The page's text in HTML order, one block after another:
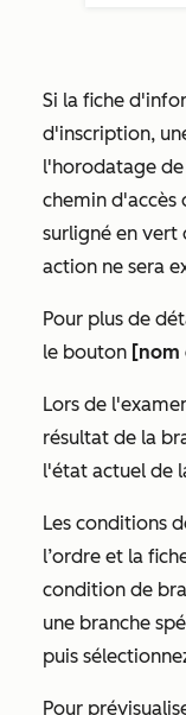
Si la fiche
d'inscription,
l'horodatage
chemin d'accès
surligné en vert
action ne sera
Pour plus de
le bouton [nom
Lors de
résultat de la
l'état actuel de
Les conditions
l’ordre et la
condition de
une branche
puis
Pour